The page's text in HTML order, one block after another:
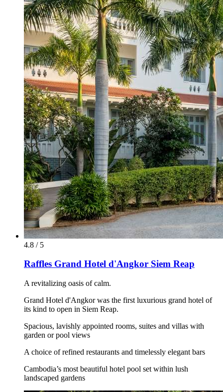
4.8 / 5
Raffles Grand Hotel d'Angkor Siem Reap
A revitalizing oasis of calm.
Grand Hotel d'Angkor was the first luxurious grand hotel of
its kind to open in Siem Reap.
Spacious, lavishly appointed rooms, suites and villas with
garden or pool views
A choice of refined restaurants and timelessly elegant bars
Cambodia’s most beautiful hotel pool set within lush
landscaped gardens